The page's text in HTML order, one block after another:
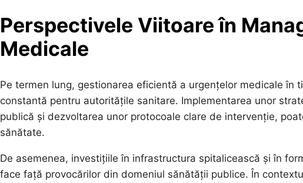
Perspectivele Viitoare în
Medicale
Pe termen lung, gestionarea eficientă a urgențelor medicale
constantă pentru autoritățile sanitare. Implementarea unor
publică și dezvoltarea unor protocoale clare de intervenție,
sănătate.
De asemenea, investițiile în infrastructura spitalicească și în
face față provocărilor din domeniul sănătății publice. În